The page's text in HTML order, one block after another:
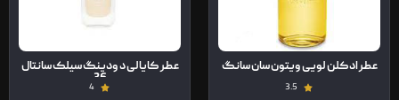
عطر ادکلن لویی ویتون سان سانگ
3.5
عطر کایالی د ودینگ سیلک سانتال
36
4